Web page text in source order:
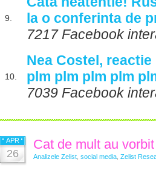
9.
la o conferinta de
7217 Facebook
10.
Nea Costel,
plm plm plm plm
7039 Facebook
APR
26
Cat de mult au
Analizele Zelist social media Zelist